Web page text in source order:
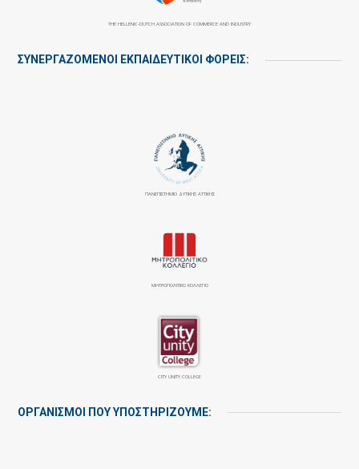
THE HELLENIC-DUTCH ASSOCIATION OF COMMERCE AND INDUSTRY
ΣΥΝΕΡΓΑΖΌΜΕΝΟΙ ΕΚΠΑΙΔΕΥΤΙΚΟΊ ΦΟΡΕΊΣ:
ΠΑΝΕΠΙΣΤΉΜΙΟ ΔΥΤΙΚΉΣ ΑΤΤΙΚΉΣ
ΜΗΤΡΟΠΟΛΙΤΙΚΟ ΚΟΛΛΕΓΙΟ
CITY UNITY COLLEGE
ΟΡΓΑΝΙΣΜΟΙ ΠΟΥ ΥΠΟΣΤΗΡΙΖΟΥΜΕ: